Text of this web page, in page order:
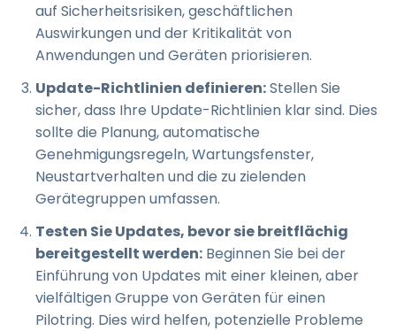
auf Sicherheitsrisiken, geschäftlichen
Auswirkungen und der Kritikalität von
Anwendungen und Geräten priorisieren.
Update-Richtlinien definieren:Stellen Sie
sicher, dass Ihre Update-Richtlinien klar sind. Dies
sollte die Planung, automatische
Genehmigungsregeln, Wartungsfenster,
Neustartverhalten und die zu zielenden
Gerätegruppen umfassen.
Testen Sie Updates, bevor sie breitflächig
bereitgestellt werden: Beginnen Sie bei der
Einführung von Updates mit einer kleinen, aber
vielfältigen Gruppe von Geräten für einen
Pilotring. Dies wird helfen, potenzielle Probleme